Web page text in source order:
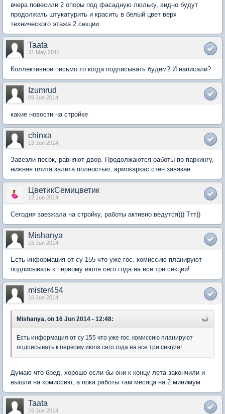
вчера повесили 2 опоры под фасадную люльку, видно будут
продолжать штукатурить и красить в белый цвет верх
технического этажа 2 секции
Taata
31 May 2014
Коллективное письмо то когда подписывать будем? И написали?
Izumrud
09 Jun 2014
какие новости на стройке
chinxa
13 Jun 2014
Завезли песок, равняют двор. Продолжаются работы по паркингу,
нижняя плита залита полностью, армокаркас стен завязан.
ЦветикСемицветик
13 Jun 2014
Сегодня заезжала на стройку, работы активно ведутся))) Ттт))
Mishanya
16 Jun 2014
Есть информация от су 155 что уже гос. комиссию планируют
подписывать к первому июля сего года на все три секции!
mister454
16 Jun 2014
Mishanya, on 16 Jun 2014 - 12:48:
Есть информация от су 155 что уже гос. комиссию планируют
подписывать к первому июля сего года на все три секции!
Думаю что бред, хорошо если бы они к концу лета закончили и
вышли на комиссию, а пока работы там месяца на 2 минимум
Taata
16 Jun 2014